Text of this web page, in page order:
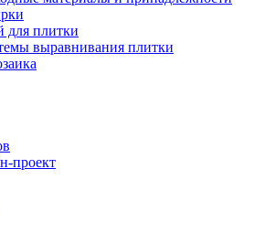
для плитки
выравнивания плитки
проект